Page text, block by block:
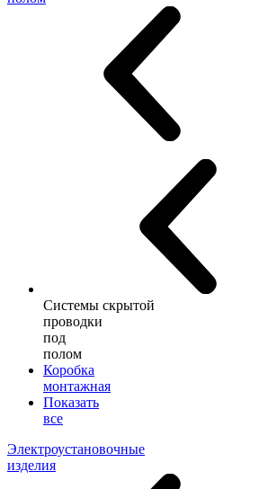
Системы скрытой
проводки
под
полом
Коробка
монтажная
Показать
все
Электроустановочные
изделия